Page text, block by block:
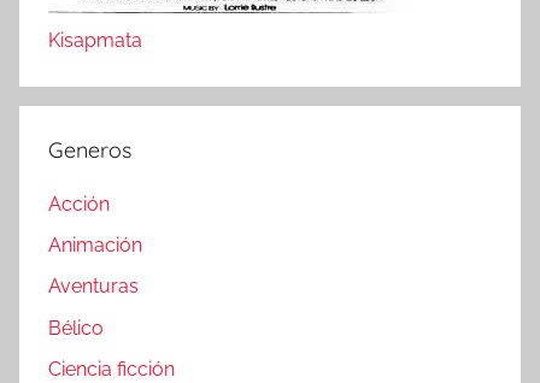
Kisapmata
Generos
Acción
Animación
Aventuras
Bélico
Ciencia ficción